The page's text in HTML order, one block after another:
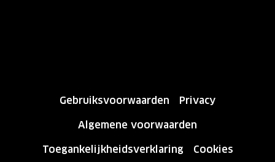
Gebruiksvoorwaarden
Privacy
Algemene voorwaarden
Toegankelijkheidsverklaring
Cookies